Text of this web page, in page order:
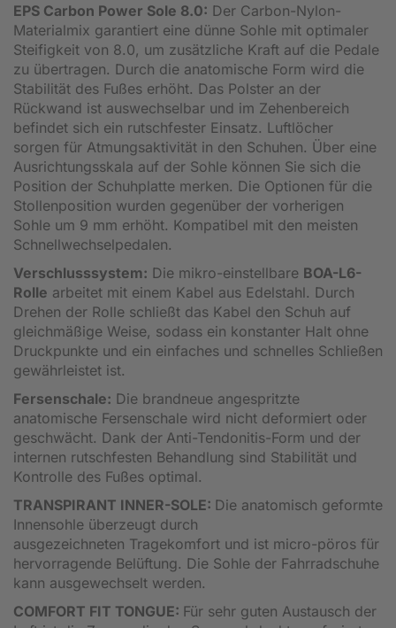
EPS Carbon Power Sole 8.0: Der Carbon-Nylon-
Materialmix garantiert eine dünne Sohle mit optimaler
Steifigkeit von 8.0, um zusätzliche Kraft auf die Pedale
zu übertragen. Durch die anatomische Form wird die
Stabilität des Fußes erhöht. Das Polster an der
Rückwand ist auswechselbar und im Zehenbereich
befindet sich ein rutschfester Einsatz. Luftlöcher
sorgen für Atmungsaktivität in den Schuhen. Über eine
Ausrichtungsskala auf der Sohle können Sie sich die
Position der Schuhplatte merken. Die Optionen für die
Stollenposition wurden gegenüber der vorherigen
Sohle um 9 mm erhöht. Kompatibel mit den meisten
Schnellwechselpedalen.
Verschlusssystem: Die mikro-einstellbare BOA-L6-
Rolle arbeitet mit einem Kabel aus Edelstahl. Durch
Drehen der Rolle schließt das Kabel den Schuh auf
gleichmäßige Weise, sodass ein konstanter Halt ohne
Druckpunkte und ein einfaches und schnelles Schließen
gewährleistet ist.
Fersenschale: Die brandneue angespritzte
anatomische Fersenschale wird nicht deformiert oder
geschwächt. Dank der Anti-Tendonitis-Form und der
internen rutschfesten Behandlung sind Stabilität und
Kontrolle des Fußes optimal.
TRANSPIRANT INNER-SOLE: Die anatomisch geformte
Innensohle überzeugt durch
ausgezeichneten Tragekomfort und ist micro-pöros für
hervorragende Belüftung. Die Sohle der Fahrradschuhe
kann ausgewechselt werden.
COMFORT FIT TONGUE: Für sehr guten Austausch der